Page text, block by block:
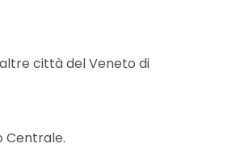
città del Veneto di
Centrale.